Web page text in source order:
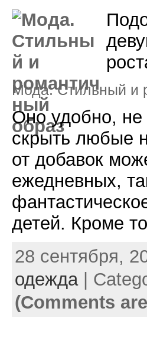
Мода. Стильный и
Оно удобно, не
скрыть любые
от добавок
ежедневных,
детей. Кроме
28 сентября,
одежда|
(Comments